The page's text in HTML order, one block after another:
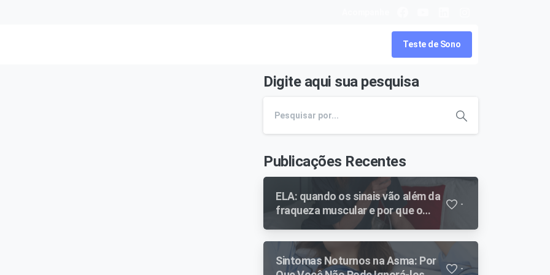
Teste de Sono
Digite aqui sua pesquisa
Publicações Recentes
ELA: quando os sinais vão além da
fraqueza muscular e por que o
cuidado respiratório faz diferença
ao longo da evolução
-
Sintomas Noturnos na Asma: Por
-